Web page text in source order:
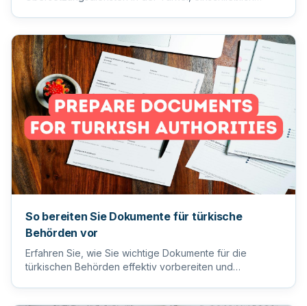
So bereiten Sie Dokumente für türkische
Behörden vor
Erfahren Sie, wie Sie wichtige Dokumente für die
türkischen Behörden effektiv vorbereiten und